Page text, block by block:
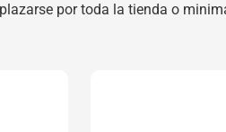
por toda la tienda o